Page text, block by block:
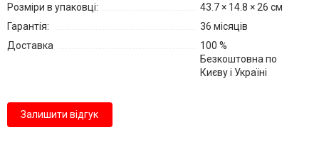
Розміри в упаковці:
43.7 × 14.8 × 26 см
Гарантія:
36 місяців
Доставка
100 %
Безкоштовна по
Києву і Україні
Залишити відгук